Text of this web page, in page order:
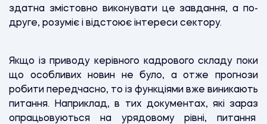
здатна змістовно виконувати це завдання, а по-
друге, розуміє і відстоює інтереси сектору.
Якщо із приводу керівного кадрового складу поки
що особливих новин не було, а отже прогнози
робити передчасно, то із функціями вже виникають
питання. Наприклад, в тих документах, які зараз
опрацьовуються на урядовому рівні, питання